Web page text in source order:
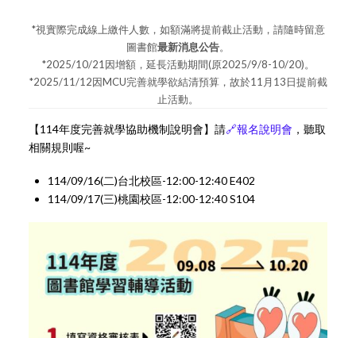
*視實際完成線上繳件人數，如額滿將提前截止活動，請隨時留意
圖書館最新消息公告。
*2025/10/21因增額，延長活動期間(原2025/9/8-10/20)。
*2025/11/12因MCU完善就學欲結清預算，故於11月13日提前截
止活動。
【114年度完善就學協助機制說明會】請🔗報名說明會 ，聽取
相關規則喔~
114/09/16(二)台北校區-12:00-12:40 E402
114/09/17(三)桃園校區-12:00-12:40 S104